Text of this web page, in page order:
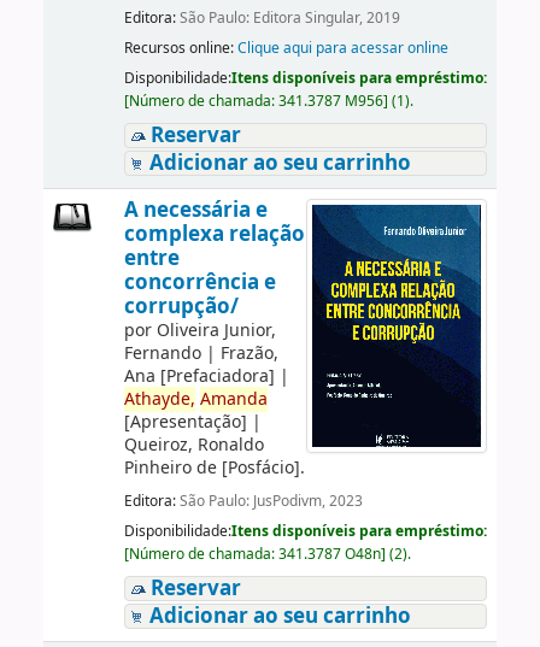
Editora:São Paulo: Editora Singular, 2019
Recursos online:Clique aqui para acessar online
Disponibilidade:Itens disponíveis para empréstimo:
[Número de chamada:341.3787 M956] (1).
Reservar
Adicionar ao seu carrinho
A necessária e
complexa relação
entre
concorrência e
corrupção/
por Oliveira Junior,
Fernando| Frazão,
Ana [Prefaciadora] |
Athayde, Amanda
[Apresentação] |
Queiroz, Ronaldo
Pinheiro de[Posfácio].
Editora:São Paulo: JusPodivm, 2023
Disponibilidade:Itens disponíveis para empréstimo:
[Número de chamada:341.3787 O48n] (2).
Reservar
Adicionar ao seu carrinho